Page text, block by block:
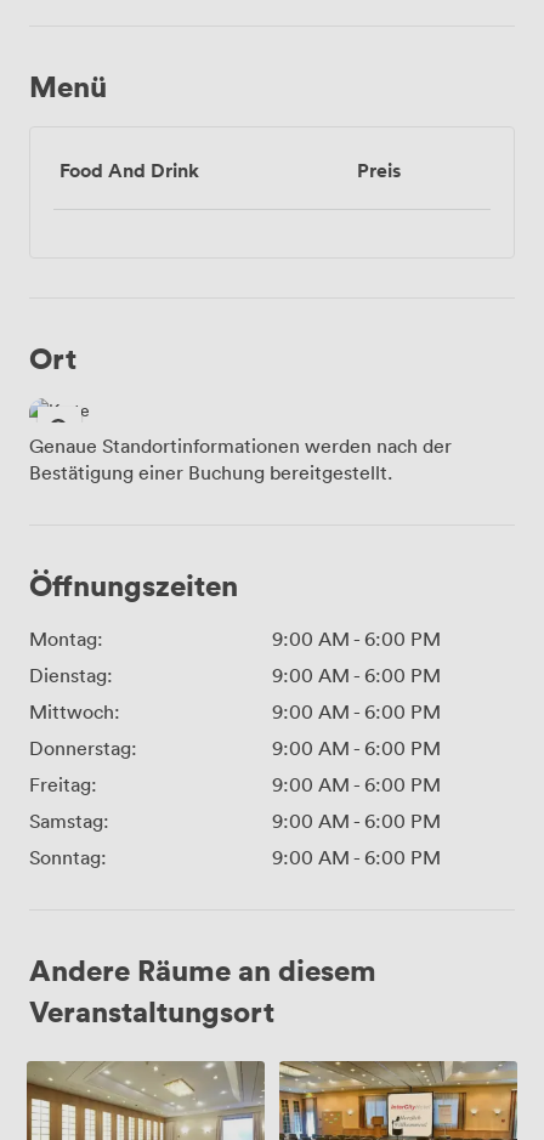
Menü
Food And Drink Preis
Ort
Genaue Standortinformationen werden nach der
Bestätigung einer Buchung bereitgestellt.
Öffnungszeiten
Montag: 9:00 AM - 6:00 PM
Dienstag:
9:00 AM - 6:00 PM
Mittwoch:
9:00 AM - 6:00 PM
Donnerstag:
9:00 AM - 6:00 PM
Freitag:
9:00 AM - 6:00 PM
Samstag:
9:00 AM - 6:00 PM
Sonntag:
9:00 AM - 6:00 PM
Andere Räume an diesem
Veranstaltungsort
Vohwinkel Ronsdorf